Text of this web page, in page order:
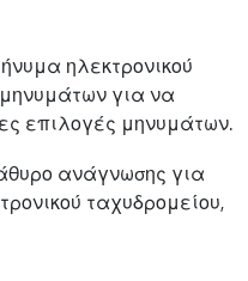
ηλεκτρονικού
για να
επιλογές μηνυμάτων.
ανάγνωσης για
ταχυδρομείου,